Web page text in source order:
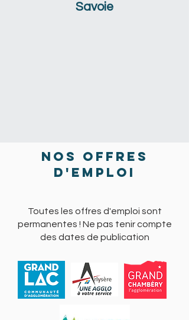
Savoie
Nos offres
d'emploi
Toutes les offres d'emploi sont
permanentes ! Ne pas tenir compte
des dates de publication